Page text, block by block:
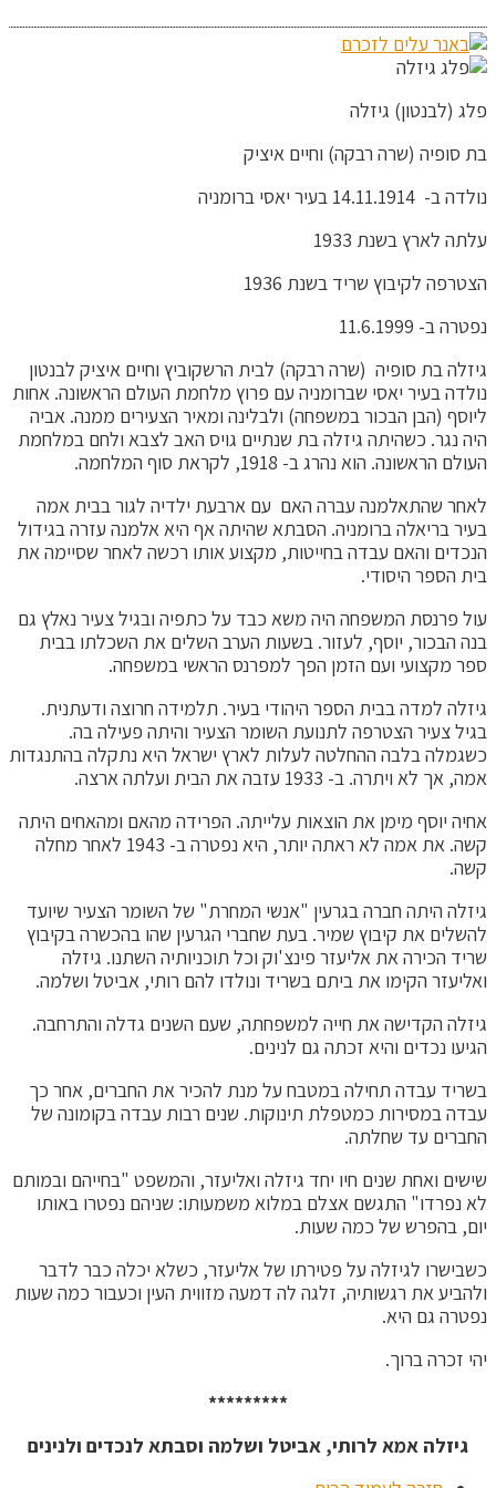
פלג (לבנטון) גיזלה
בת סופיה (שרה רבקה) וחיים איציק
נולדה ב- 14.11.1914 בעיר יאסי ברומניה
עלתה לארץ בשנת 1933
הצטרפה לקיבוץ שריד בשנת 1936
נפטרה ב- 11.6.1999
גיזלה בת סופיה (שרה רבקה) לבית הרשקוביץ וחיים איציק לבנטון
נולדה בעיר יאסי שברומניה עם פרוץ מלחמת העולם הראשונה. אחות
ליוסף (הבן הבכור במשפחה) ולבלינה ומאיר הצעירים ממנה. אביה
היה נגר. כשהיתה גיזלה בת שנתיים גויס האב לצבא ולחם במלחמת
העולם הראשונה. הוא נהרג ב- 1918, לקראת סוף המלחמה.
לאחר שהתאלמנה עברה האם עם ארבעת ילדיה לגור בבית אמה
בעיר בריאלה ברומניה. הסבתא שהיתה אף היא אלמנה עזרה בגידול
הנכדים והאם עבדה בחייטות, מקצוע אותו רכשה לאחר שסיימה את
בית הספר היסודי.
עול פרנסת המשפחה היה משא כבד על כתפיה ובגיל צעיר נאלץ גם
בנה הבכור, יוסף, לעזור. בשעות הערב השלים את השכלתו בבית
ספר מקצועי ועם הזמן הפך למפרנס הראשי במשפחה.
גיזלה למדה בבית הספר היהודי בעיר. תלמידה חרוצה ודעתנית.
בגיל צעיר הצטרפה לתנועת השומר הצעיר והיתה פעילה בה.
כשגמלה בלבה ההחלטה לעלות לארץ ישראל היא נתקלה בהתנגדות
אמה, אך לא ויתרה. ב- 1933 עזבה את הבית ועלתה ארצה.
אחיה יוסף מימן את הוצאות עלייתה. הפרידה מהאם ומהאחים היתה
קשה. את אמה לא ראתה יותר, היא נפטרה ב- 1943 לאחר מחלה
קשה.
גיזלה היתה חברה בגרעין "אנשי המחרת" של השומר הצעיר שיועד
להשלים את קיבוץ שמיר. בעת שחברי הגרעין שהו בהכשרה בקיבוץ
שריד הכירה את אליעזר פינצ'וק וכל תוכניותיה השתנו. גיזלה
ואליעזר הקימו את ביתם בשריד ונולדו להם רותי, אביטל ושלמה.
גיזלה הקדישה את חייה למשפחתה, שעם השנים גדלה והתרחבה.
הגיעו נכדים והיא זכתה גם לנינים.
בשריד עבדה תחילה במטבח על מנת להכיר את החברים, אחר כך
עבדה במסירות כמטפלת תינוקות. שנים רבות עבדה בקומונה של
החברים עד שחלתה.
שישים ואחת שנים חיו יחד גיזלה ואליעזר, והמשפט "בחייהם ובמותם
לא נפרדו" התגשם אצלם במלוא משמעותו: שניהם נפטרו באותו
יום, בהפרש של כמה שעות.
כשבישרו לגיזלה על פטירתו של אליעזר, כשלא יכלה כבר לדבר
ולהביע את רגשותיה, זלגה לה דמעה מזווית העין וכעבור כמה שעות
נפטרה גם היא.
יהי זכרה ברוך.
*********
גיזלה אמא לרותי, אביטל ושלמה וסבתא לנכדים ולנינים